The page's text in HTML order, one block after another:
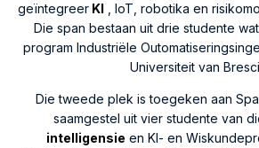
geïntegreer KI , IoT, robotika en
Die span bestaan uit drie studente
program Industriële
Universiteit van
Die tweede plek is toegeken aan
saamgestel uit vier studente van
intelligensie en KI- en